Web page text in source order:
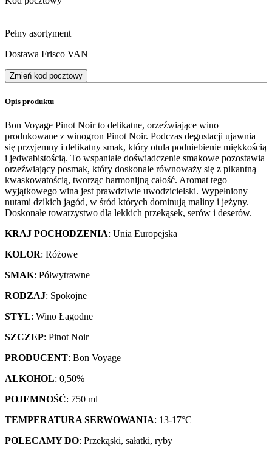
Pełny asortyment
Dostawa Frisco VAN
Zmień kod pocztowy
Opis produktu
Bon Voyage Pinot Noir to delikatne, orzeźwiające wino
produkowane z winogron Pinot Noir. Podczas degustacji ujawnia
się przyjemny i delikatny smak, który otula podniebienie miękkością
i jedwabistością. To wspaniałe doświadczenie smakowe pozostawia
orzeźwiający posmak, który doskonale równoważy się z pikantną
kwaskowatością, tworząc harmonijną całość. Aromat tego
wyjątkowego wina jest prawdziwie uwodzicielski. Wypełniony
nutami dzikich jagód, w śród których dominują maliny i jeżyny.
Doskonałe towarzystwo dla lekkich przekąsek, serów i deserów.
KRAJ POCHODZENIA: Unia Europejska
KOLOR: Różowe
SMAK: Półwytrawne
RODZAJ: Spokojne
STYL: Wino Łagodne
SZCZEP: Pinot Noir
PRODUCENT: Bon Voyage
ALKOHOL: 0,50%
POJEMNOŚĆ: 750 ml
TEMPERATURA SERWOWANIA: 13-17°C
POLECAMY DO: Przekąski, sałatki, ryby